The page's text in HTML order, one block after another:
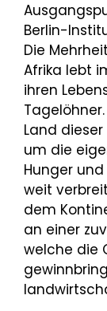
Berlin-
Die
Afrika lebt
ihren
Land
um die
Hunger
weit
dem
an einer
welche die